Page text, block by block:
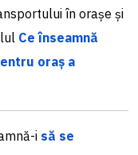
în orașe și
Ce înseamnă
oraș a
i să se